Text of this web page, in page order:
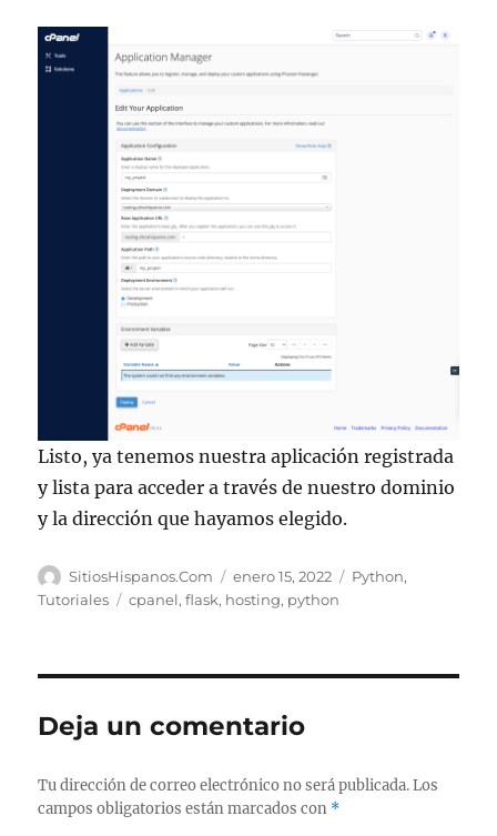
Listo, ya tenemos nuestra aplicación registrada
y lista para acceder a través de nuestro dominio
y la dirección que hayamos elegido.
Autor
SitiosHispanos.Com
Publicado
el
enero 15, 2022 Categorías
Python,
Tutoriales
Etiquetas
cpanel,flask, hosting, python
Deja un comentario
Tu dirección de correo electrónico no será publicada. Los
campos obligatorios están marcados con *